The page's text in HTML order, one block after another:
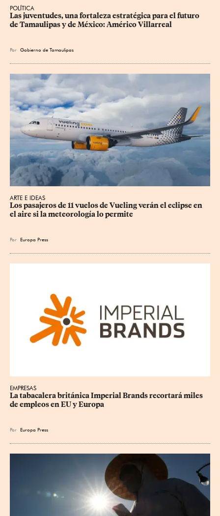
POLÍTICA
Las juventudes, una fortaleza estratégica para el futuro
de Tamaulipas y de México: Américo Villarreal
Por Gobierno de Tamaulipas
ARTE E IDEAS
Los pasajeros de 11 vuelos de Vueling verán el eclipse en
el aire si la meteorología lo permite
Por Europa Press
EMPRESAS
La tabacalera británica Imperial Brands recortará miles
de empleos en EU y Europa
Por Europa Press